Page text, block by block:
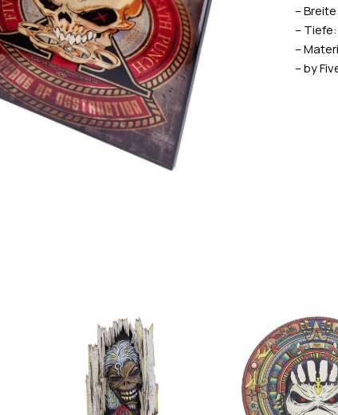
–
–
–
– by